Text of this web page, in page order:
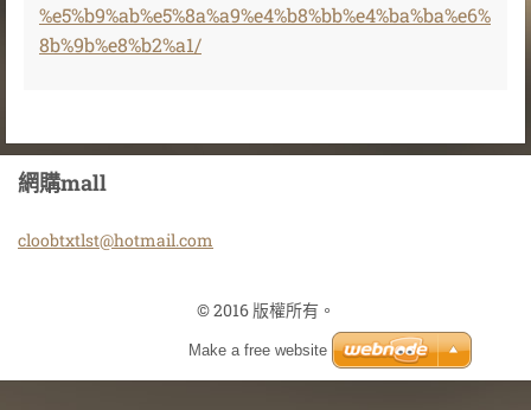
%e5%b9%ab%e5%8a%a9%e4%b8%bb%e4%ba%ba%e6%
8b%9b%e8%b2%a1/
網購mall
cloobtxtlst@hotmail.com
© 2016 版權所有。
Make a free website